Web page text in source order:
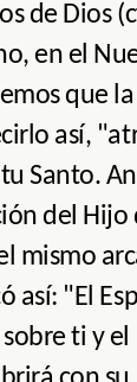
de Dios
en el
que
así,
Santo.
del Hijo
mismo
así: "El
ti y